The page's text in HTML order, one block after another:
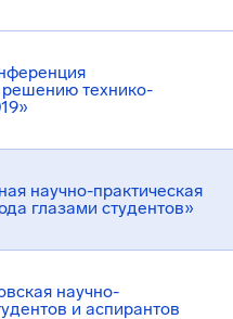
технико-
научно-практическая
глазами студентов»
научно-
и аспирантов